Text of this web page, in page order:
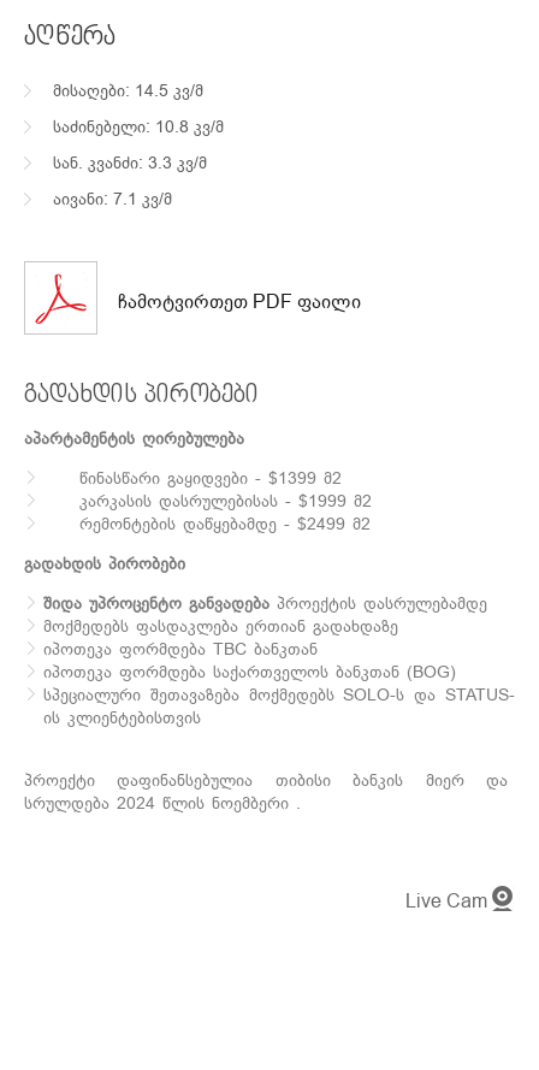
აღწერა
მისაღები: 14.5 კვ/მ
საძინებელი: 10.8 კვ/მ
სან. კვანძი: 3.3 კვ/მ
აივანი: 7.1 კვ/მ
ჩამოტვირთეთ PDF ფაილი
გადახდის პირობები
აპარტამენტის ღირებულება
წინასწარი გაყიდვები - $1399 მ2
კარკასის დასრულებისას - $1999 მ2
რემონტების დაწყებამდე - $2499 მ2
გადახდის პირობები
შიდა უპროცენტო განვადება პროექტის დასრულებამდე
მოქმედებს ფასდაკლება ერთიან გადახდაზე
იპოთეკა ფორმდება TBC ბანკთან
იპოთეკა ფორმდება საქართველოს ბანკთან (BOG)
სპეციალური შეთავაზება მოქმედებს SOLO-ს და STATUS-
ის კლიენტებისთვის
პროექტი დაფინანსებულია თიბისი ბანკის მიერ და
სრულდება 2024 წლის ნოემბერი .
Live Cam